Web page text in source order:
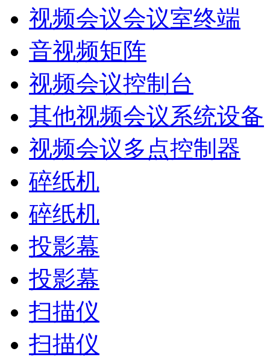
视频会议会议室终端
音视频矩阵
视频会议控制台
其他视频会议系统设备
视频会议多点控制器
碎纸机
碎纸机
投影幕
投影幕
扫描仪
扫描仪